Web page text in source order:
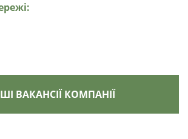
ВАКАНСІЇ КОМПАНІЇ